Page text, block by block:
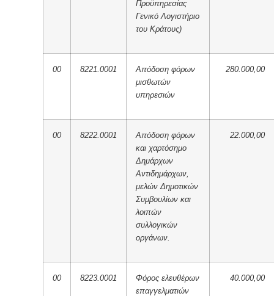
Προϋπηρεσίας
Γενικό Λογιστήριο
του Κράτους)
00 8221.0001
Απόδοση φόρων
μισθωτών
υπηρεσιών
280.000,00
00 8222.0001
Απόδοση φόρων
και χαρτόσημο
Δημάρχων
Αντιδημάρχων,
μελών Δημοτικών
Συμβουλίων και
λοιπών
συλλογικών
οργάνων.
22.000,00
00 8223.0001
Φόρος ελευθέρων
επαγγελματιών
40.000,00